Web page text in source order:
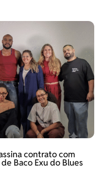
contrato com
Baco Exu do Blues